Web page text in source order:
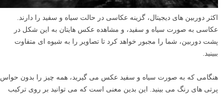
اکثر دوربین های دیجیتال، گزینه عکاسی در حالت سیاه و سفید را دارند.
عکاسی به صورت سیاه و سفید، و مشاهده عکس هایتان به این شکل در
پشت دوربین، شما را مجبور خواهد کرد تا تصاویر را به شیوه ای متفاوت
ببینید.
هنگامی که به صورت سیاه و سفید عکس می گیرید، همه چیز را بدون حواس
پرتی های رنگ می بینید. این بدین معنی است که می توانید بر روی ترکیب